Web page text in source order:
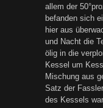
allem der
befanden sich
hier aus
und Nacht die
ölig in die
Kessel um
Mischung aus
Satz der
des Kessels